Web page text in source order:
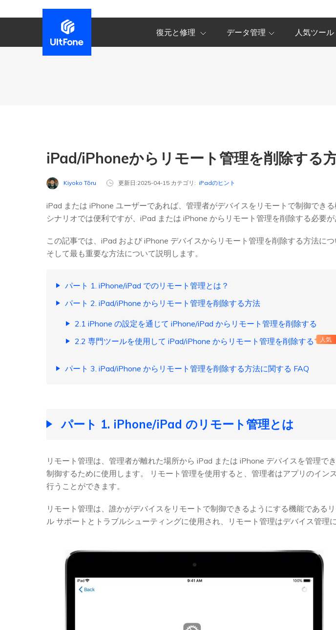
復元と修理 データ管理 人気ツール
iPad/iPhoneからリモート管理を削除する
Kiyoko Tōru 更新日:2025-04-15 カテゴリ: iPadのヒント
iPad または iPhone ユーザーであれば、管理者がデバイスをリモートで制御でき
シナリオでは便利ですが、iPad または iPhone からリモート管理を削除する必要が
この記事では、iPad および iPhone デバイスからリモート管理を削除する方法に
そして最も重要な方法について説明します。
パート 1. iPhone/iPad でのリモート管理とは？
パート 2. iPad/iPhone からリモート管理を削除する方法
2.1 iPhone の設定を通じて iPhone/iPad からリモート管理を削除する
2.2 専門ツールを使用して iPad/iPhone からリモート管理を削除する
人気
パート 3. iPad/iPhone からリモート管理を削除する方法に関する FAQ
パート 1. iPhone/iPad のリモート管理とは
リモート管理は、管理者が離れた場所から iPad または iPhone デバイスを管理
制御するために使用します。 リモート管理を使用すると、管理者はアプリのイ
行うことができます。
リモート管理は、誰かがデバイスをリモートで制御できるようにする機能であ
ル サポートとトラブルシューティングに使用され、リモート管理はデバイス管理